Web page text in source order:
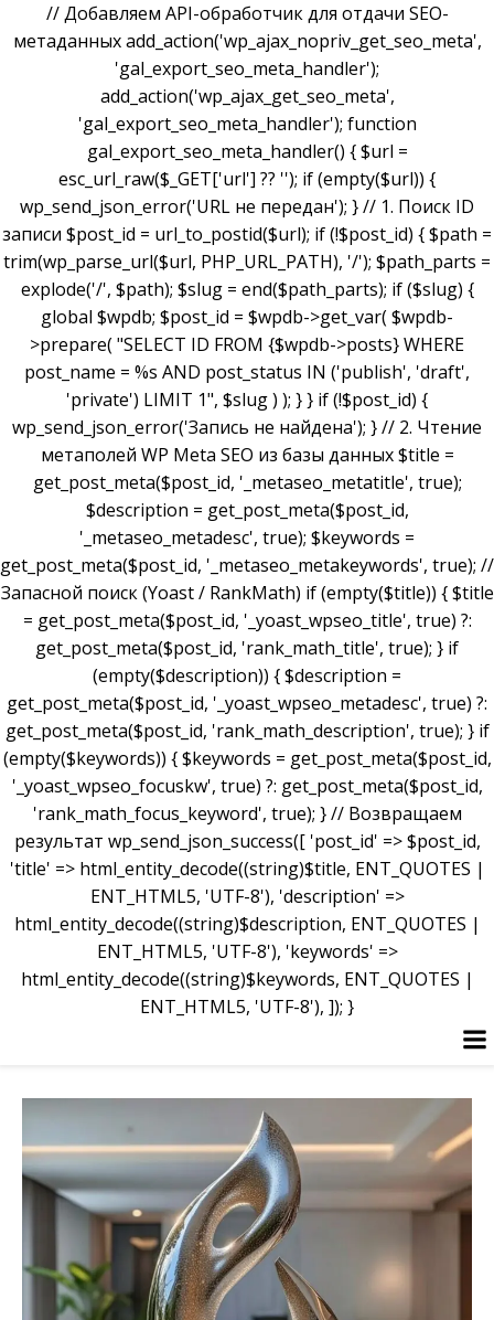
// Добавляем API-обработчик для отдачи SEO-
метаданных add_action('wp_ajax_nopriv_get_seo_meta',
'gal_export_seo_meta_handler');
add_action('wp_ajax_get_seo_meta',
'gal_export_seo_meta_handler'); function
gal_export_seo_meta_handler() { $url =
esc_url_raw($_GET['url'] ?? ''); if (empty($url)) {
wp_send_json_error('URL не передан'); } // 1. Поиск ID
записи $post_id = url_to_postid($url); if (!$post_id) { $path =
trim(wp_parse_url($url, PHP_URL_PATH), '/'); $path_parts =
explode('/', $path); $slug = end($path_parts); if ($slug) {
global $wpdb; $post_id = $wpdb->get_var( $wpdb-
>prepare( "SELECT ID FROM {$wpdb->posts} WHERE
post_name = %s AND post_status IN ('publish', 'draft',
'private') LIMIT 1", $slug ) ); } } if (!$post_id) {
wp_send_json_error('Запись не найдена'); } // 2. Чтение
метаполей WP Meta SEO из базы данных $title =
get_post_meta($post_id, '_metaseo_metatitle', true);
$description = get_post_meta($post_id,
'_metaseo_metadesc', true); $keywords =
get_post_meta($post_id, '_metaseo_metakeywords', true); //
Запасной поиск (Yoast / RankMath) if (empty($title)) { $title
= get_post_meta($post_id, '_yoast_wpseo_title', true) ?:
get_post_meta($post_id, 'rank_math_title', true); } if
(empty($description)) { $description =
get_post_meta($post_id, '_yoast_wpseo_metadesc', true) ?:
get_post_meta($post_id, 'rank_math_description', true); } if
(empty($keywords)) { $keywords = get_post_meta($post_id,
'_yoast_wpseo_focuskw', true) ?: get_post_meta($post_id,
'rank_math_focus_keyword', true); } // Возвращаем
результат wp_send_json_success([ 'post_id' => $post_id,
'title' => html_entity_decode((string)$title, ENT_QUOTES |
ENT_HTML5, 'UTF-8'), 'description' =>
html_entity_decode((string)$description, ENT_QUOTES |
ENT_HTML5, 'UTF-8'), 'keywords' =>
html_entity_decode((string)$keywords, ENT_QUOTES |
ENT_HTML5, 'UTF-8'), ]); }